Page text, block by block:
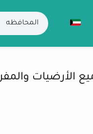
الأرضيات